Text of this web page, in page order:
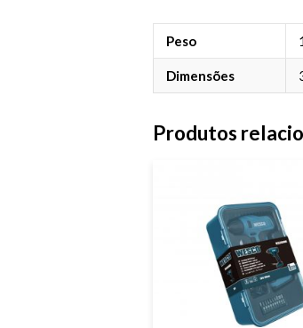
Peso
Dimensões
Produtos